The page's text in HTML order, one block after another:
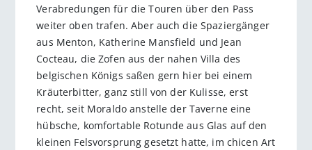
Verabredungen für die Touren über den Pass
weiter oben trafen. Aber auch die Spaziergänger
aus Menton, Katherine Mansfield und Jean
Cocteau, die Zofen aus der nahen Villa des
belgischen Königs saßen gern hier bei einem
Kräuterbitter, ganz still von der Kulisse, erst
recht, seit Moraldo anstelle der Taverne eine
hübsche, komfortable Rotunde aus Glas auf den
kleinen Felsvorsprung gesetzt hatte, im chicen Art